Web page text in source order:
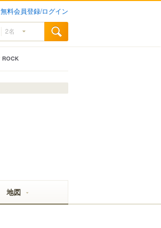
無料会員登録/ログイン
ROCK
地図